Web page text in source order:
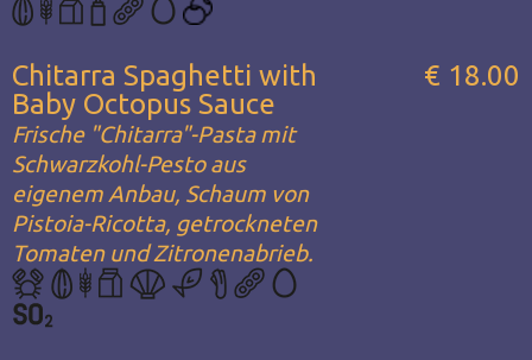
Chitarra Spaghetti with
Baby Octopus Sauce
Frische "Chitarra"-Pasta mit
Schwarzkohl-Pesto aus
eigenem Anbau, Schaum von
Pistoia-Ricotta, getrockneten
Tomaten und Zitronenabrieb.
€ 18.00